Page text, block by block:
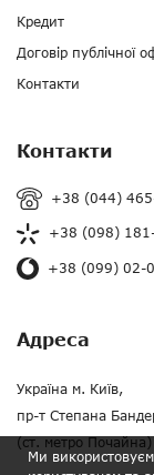
Кредит
Договір публічної
Контакти
Контакти
+38 (044)
+38 (098)
+38 (099) 02-
Адреса
Україна м. Київ,
пр-т Степана
(ст. метро Почайна)
Ми